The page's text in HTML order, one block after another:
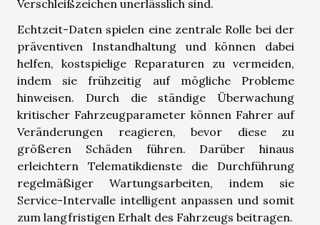
Verschleißzeichen unerlässlich sind.
Echtzeit-Daten spielen eine zentrale Rolle bei der
präventiven Instandhaltung und können dabei
helfen, kostspielige Reparaturen zu vermeiden,
indem sie frühzeitig auf mögliche Probleme
hinweisen. Durch die ständige Überwachung
kritischer Fahrzeugparameter können Fahrer auf
Veränderungen reagieren, bevor diese zu
größeren Schäden führen. Darüber hinaus
erleichtern Telematikdienste die Durchführung
regelmäßiger Wartungsarbeiten, indem sie
Service-Intervalle intelligent anpassen und somit
zum langfristigen Erhalt des Fahrzeugs beitragen.